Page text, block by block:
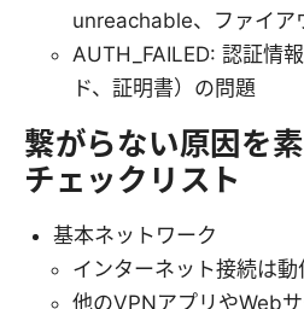
unreachable、ファイア
AUTH_FAILED: 認証情
ド、証明書）の問題
繋がらない原因を
チェックリスト
基本ネットワーク
インターネット接続は
他のVPNアプリやWeb